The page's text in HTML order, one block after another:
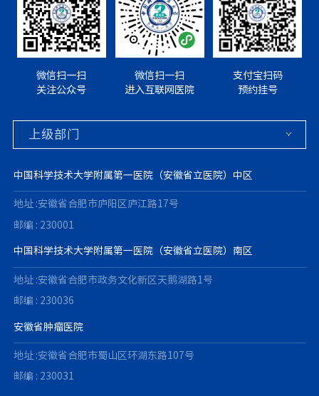
微信扫一扫
关注公众号
微信扫一扫
进入互联网医院
支付宝扫码
预约挂号
中国科学技术大学附属第一医院（安徽省立医院）中区
地址 :安徽省合肥市庐阳区庐江路17号
邮编 : 230001
中国科学技术大学附属第一医院（安徽省立医院）南区
地址 :安徽省合肥市政务文化新区天鹅湖路1号
邮编 : 230036
安徽省肿瘤医院
地址 :安徽省合肥市蜀山区环湖东路107号
邮编 : 230031